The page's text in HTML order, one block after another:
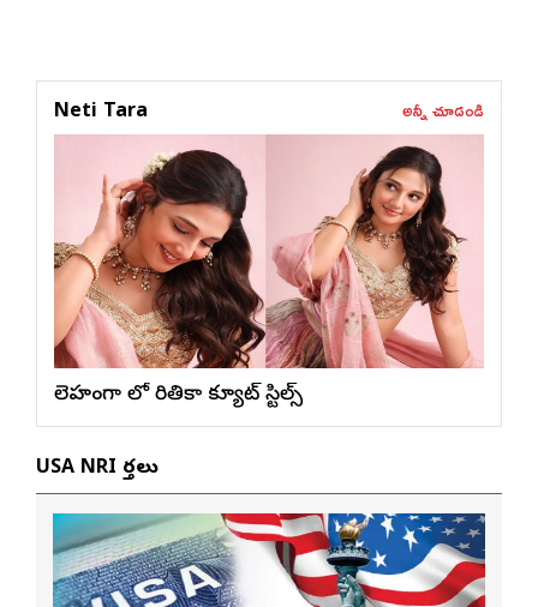
Neti Tara అన్నీ చూడండి
లెహంగా లో రితికా క్యూట్ స్టిల్స్
USA NRI వార్తలు